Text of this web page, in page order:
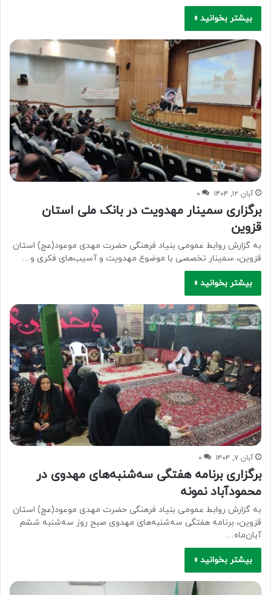
بیشتر بخوانید »
آبان ۱۲, ۱۴۰۴ ۰
برگزاری سمینار مهدویت در بانک ملی استان
قزوین
به گزارش روابط عمومی بنیاد فرهنگی حضرت مهدی موعود(عج) استان
قزوین، سمینار تخصصی با موضوع مهدویت و آسیب‌های فکری و…
بیشتر بخوانید »
آبان ۷, ۱۴۰۴ ۰
برگزاری برنامه هفتگی سه‌شنبه‌های مهدوی در
محمودآباد نمونه
به گزارش روابط عمومی بنیاد فرهنگی حضرت مهدی موعود(عج) استان
قزوین، برنامه هفتگی سه‌شنبه‌های مهدوی صبح روز سه‌شنبه ششم
آبان‌ماه…
بیشتر بخوانید »